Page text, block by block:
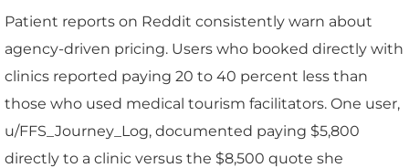
Patient reports on Reddit consistently warn about
agency-driven pricing. Users who booked directly with
clinics reported paying 20 to 40 percent less than
those who used medical tourism facilitators. One user,
u/FFS_Journey_Log, documented paying $5,800
directly to a clinic versus the $8,500 quote she